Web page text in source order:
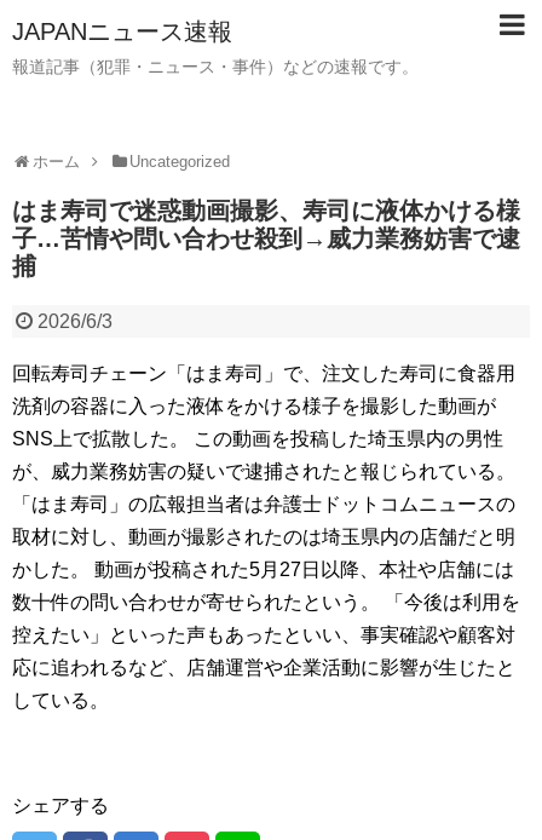
JAPANニュース速報
報道記事（犯罪・ニュース・事件）などの速報です。
ホーム Uncategorized
はま寿司で迷惑動画撮影、寿司に液体かける様
子…苦情や問い合わせ殺到→威力業務妨害で逮
捕
2026/6/3
回転寿司チェーン「はま寿司」で、注文した寿司に食器用
洗剤の容器に入った液体をかける様子を撮影した動画が
SNS上で拡散した。 この動画を投稿した埼玉県内の男性
が、威力業務妨害の疑いで逮捕されたと報じられている。
「はま寿司」の広報担当者は弁護士ドットコムニュースの
取材に対し、動画が撮影されたのは埼玉県内の店舗だと明
かした。 動画が投稿された5月27日以降、本社や店舗には
数十件の問い合わせが寄せられたという。 「今後は利用を
控えたい」といった声もあったといい、事実確認や顧客対
応に追われるなど、店舗運営や企業活動に影響が生じたと
している。
シェアする